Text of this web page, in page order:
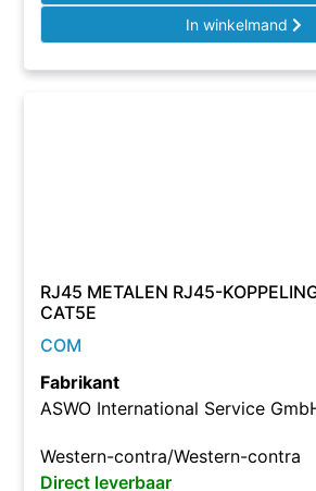
In winkelmand
RJ45 METALEN RJ45-
CAT5E
COM
Fabrikant
ASWO International Service
Western-contra/Western-contra
Direct leverbaar